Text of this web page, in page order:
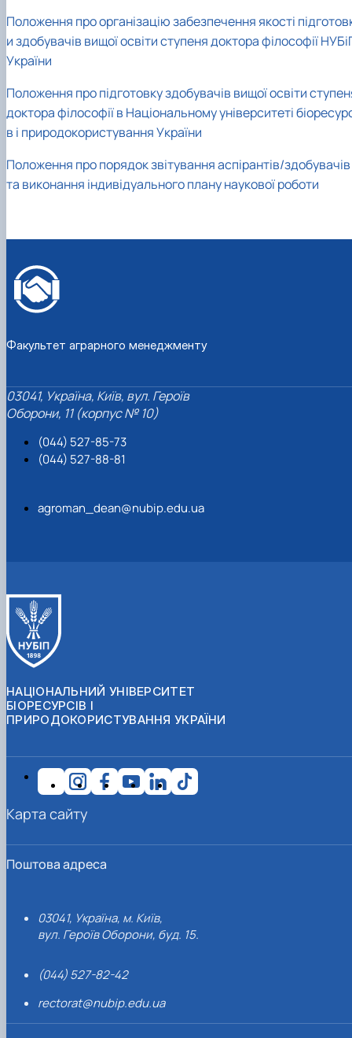
Положення про організацію забезпечення якості
и здобувачів вищої освіти ступеня доктора філософії
України
Положення про підготовку здобувачів вищої освіти
доктора філософії в Національному університеті
в і природокористування України
Положення про порядок звітування аспірантів/здобувачів
та виконання індивідуального плану наукової роботи
Факультет аграрного менеджменту
03041, Україна, Київ, вул. Героїв
Оборони, 11 (корпус № 10)
(044) 527-85-73
(044) 527-88-81
agroman_dean@nubip.edu.ua
НАЦІОНАЛЬНИЙ УНІВЕРСИТЕТ
БІОРЕСУРСІВ І
ПРИРОДОКОРИСТУВАННЯ УКРАЇНИ
Поштова адреса
03041, Україна, м. Київ,
вул. Героїв Оборони, буд. 15.
(044) 527-82-42
rectorat@nubip.edu.ua
Карта сайту